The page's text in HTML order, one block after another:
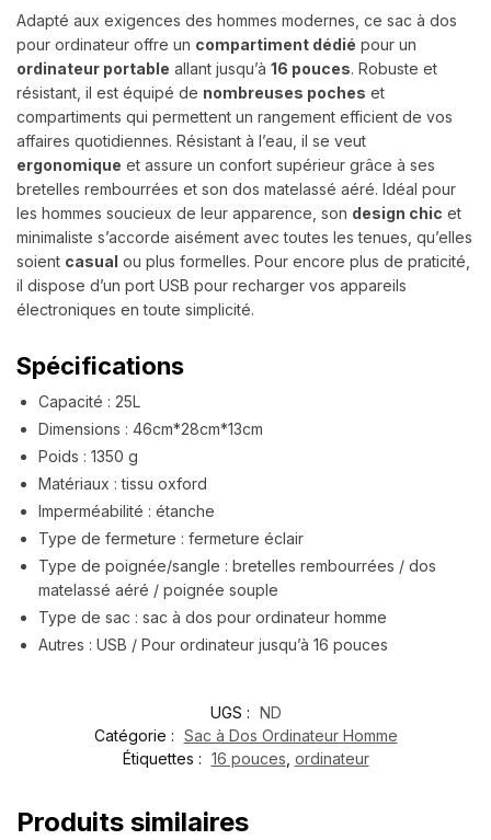
Adapté aux exigences des hommes modernes, ce sac à dos
pour ordinateur offre un compartiment dédié pour un
ordinateur portable allant jusqu’à 16 pouces. Robuste et
résistant, il est équipé de nombreuses poches et
compartiments qui permettent un rangement efficient de vos
affaires quotidiennes. Résistant à l’eau, il se veut
ergonomique et assure un confort supérieur grâce à ses
bretelles rembourrées et son dos matelassé aéré. Idéal pour
les hommes soucieux de leur apparence, son design chic et
minimaliste s’accorde aisément avec toutes les tenues, qu’elles
soient casual ou plus formelles. Pour encore plus de praticité,
il dispose d’un port USB pour recharger vos appareils
électroniques en toute simplicité.
Spécifications
Capacité : 25L
Dimensions : 46cm*28cm*13cm
Poids : 1350 g
Matériaux : tissu oxford
Imperméabilité : étanche
Type de fermeture : fermeture éclair
Type de poignée/sangle : bretelles rembourrées / dos
matelassé aéré / poignée souple
Type de sac : sac à dos pour ordinateur homme
Autres : USB / Pour ordinateur jusqu’à 16 pouces
UGS : ND
Catégorie : Sac à Dos Ordinateur Homme
Étiquettes : 16 pouces ordinateur
Produits similaires